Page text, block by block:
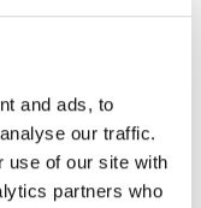
and ads, to
our traffic.
use of our site with
partners who